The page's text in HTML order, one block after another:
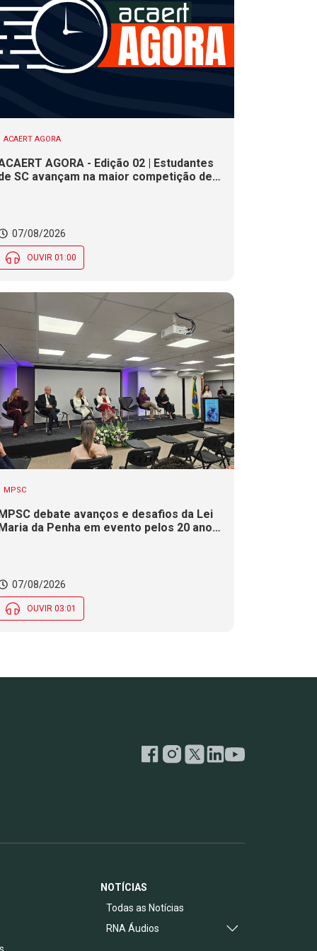
ACAERT AGORA
AGORA - Edição 02 | Estudantes
SC avançam na maior competição de
de Responsabilidade Social
sexta (7)
07/08/2026
OUVIR 01:00
MPSC
debate avanços e desafios da Lei
da Penha em evento pelos 20 anos
07/08/2026
OUVIR 03:01
NOTÍCIAS
Todas as Notícias
RNA Áudios